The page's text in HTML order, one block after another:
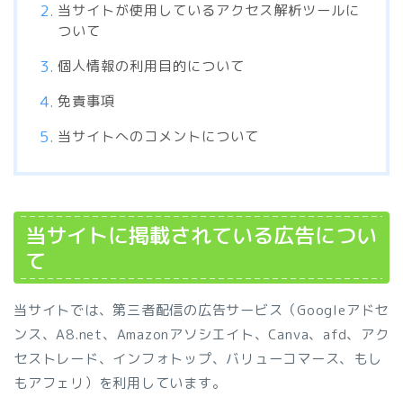
当サイトが使用しているアクセス解析ツールに
ついて
個人情報の利用目的について
免責事項
当サイトへのコメントについて
当サイトに掲載されている広告につい
て
当サイトでは、第三者配信の広告サービス（Googleアドセ
ンス、A8.net、Amazonアソシエイト、Canva、afd、アク
セストレード、インフォトップ、バリューコマース、もし
もアフェリ）を利用しています。